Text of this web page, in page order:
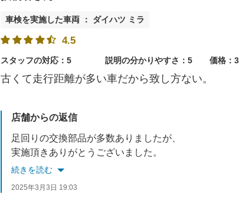
車検を実施した車両 ： ダイハツ ミラ
4.5
スタッフの対応：5 説明の分かりやすさ：5 価格：3
古くて走行距離が多い車だから致し方ない。
店舗からの返信
足回りの交換部品が多数ありましたが、
実施頂きありがとうございました。
今回交換した部品についてはしばらくは問題ないと思わ
続きを読む
2025年3月3日 19:03